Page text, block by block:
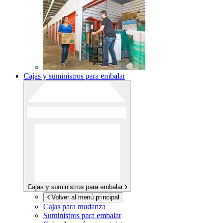
Cajas y suministros para embalar
Cajas y suministros para embalar
Volver al menú principal
Cajas para mudanza
Suministros para embalar